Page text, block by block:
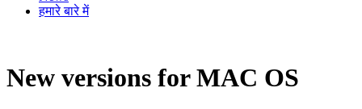
हमारे बारे में
New versions for MAC OS